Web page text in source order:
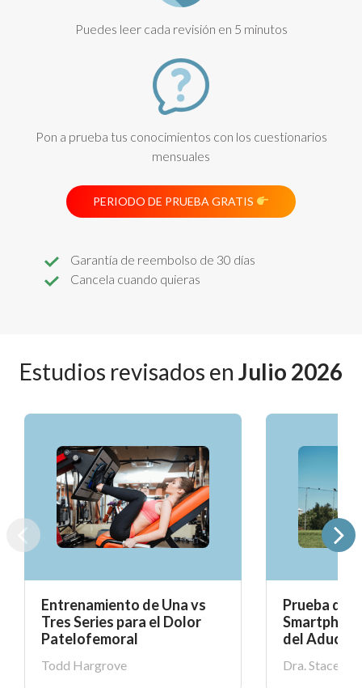
Puedes leer cada revisión en 5 minutos
Pon a prueba tus conocimientos con los cuestionarios
mensuales
PERIODO DE PRUEBA GRATIS
Garantía de reembolso de 30 días
Cancela cuando quieras
Estudios revisados en Julio 2026
Entrenamiento de Una vs
Tres Series para el Dolor
Patelofemoral
Todd Hargrove
Prueba de
del
Dra. Stacey